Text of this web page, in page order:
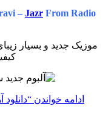
– Jazr From Radio
موزیک جدید و بسیار
ادامه خواندن